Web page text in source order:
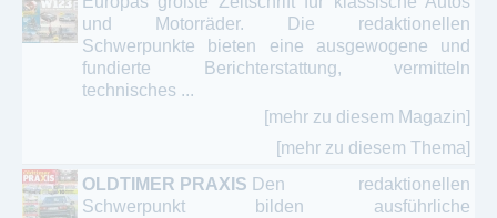
und Motorräder. Die redaktionellen
Schwerpunkte bieten eine ausgewogene und
fundierte Berichterstattung, vermitteln
technisches ...
[mehr zu diesem Magazin]
[mehr zu diesem Thema]
OLDTIMER PRAXIS Den redaktionellen
Schwerpunkt bilden ausführliche